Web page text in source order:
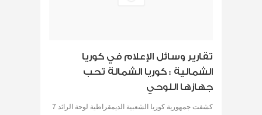
تقارير وسائل الإعلام في كوريا
الشمالية : كوريا الشمالة تحب
جهازها اللوحي
كشفت جمهورية كوريا الشعبية الديمقراطية لوحة الرائد 7